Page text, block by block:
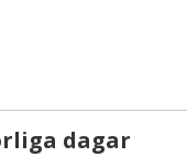
dagar